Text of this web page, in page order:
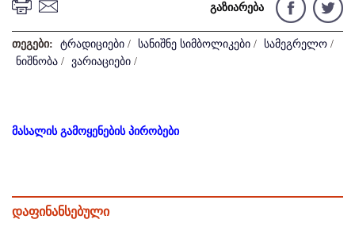
გაზიარება
თეგები: ტრადიციები / სანიშნე სიმბოლიკები / სამეგრელო /
ნიშნობა / ვარიაციები /
მასალის გამოყენების პირობები
დაფინანსებული